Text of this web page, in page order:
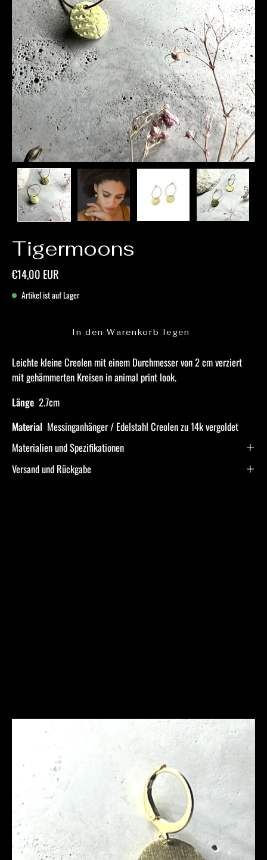
Tigermoons
€14,00 EUR
Artikel ist auf Lager
In den Warenkorb legen
Leichte kleine Creolen mit einem Durchmesser von 2 cm verziert
mit gehämmerten Kreisen in animal print look.
Länge 2.7cm
Material Messinganhänger / Edelstahl Creolen zu 14k vergoldet
Materialien und Spezifikationen
Versand und Rückgabe